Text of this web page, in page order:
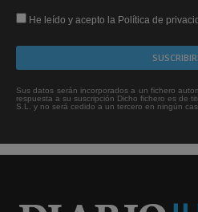
He leído y acepto la Política de
Sus datos serán incorporados a un fichero
respuesta a su suscripción Dicho fichero es de
S.L. y no será cedido a un tercero en ningún